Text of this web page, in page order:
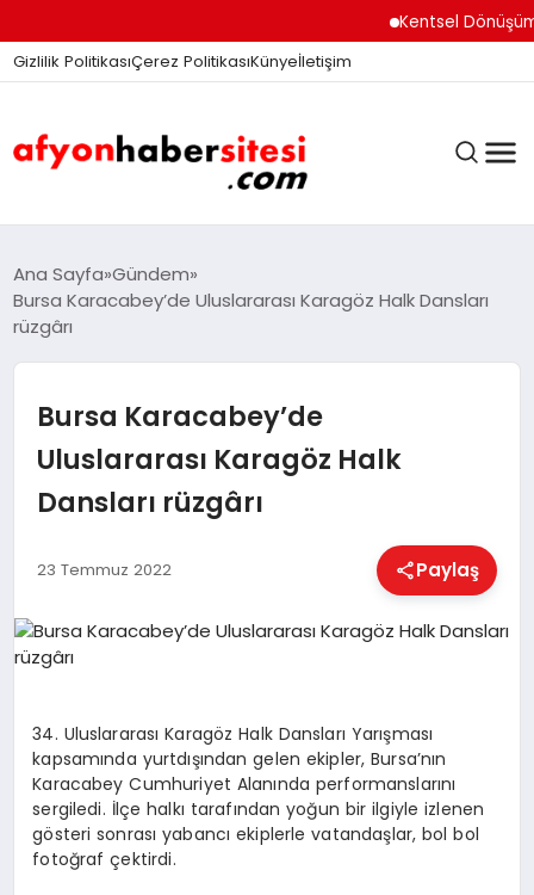
Kentsel Dönüşüm
Gizlilik PolitikasıÇerez PolitikasıKünyeİletişim
ANASAYFA
GÜNDEM
DÜNYA
EKONOMI
MAGAZIN
Ana Sayfa Gündem
Bursa Karacabey’de Uluslararası Karagöz Halk Dansları
rüzgârı
Bursa Karacabey’de
Uluslararası Karagöz Halk
Dansları rüzgârı
23 Temmuz 2022 Paylaş
34. Uluslararası Karagöz Halk Dansları Yarışması
kapsamında yurtdışından gelen ekipler, Bursa’nın
Karacabey Cumhuriyet Alanında performanslarını
sergiledi. İlçe halkı tarafından yoğun bir ilgiyle izlenen
gösteri sonrası yabancı ekiplerle vatandaşlar, bol bol
fotoğraf çektirdi.